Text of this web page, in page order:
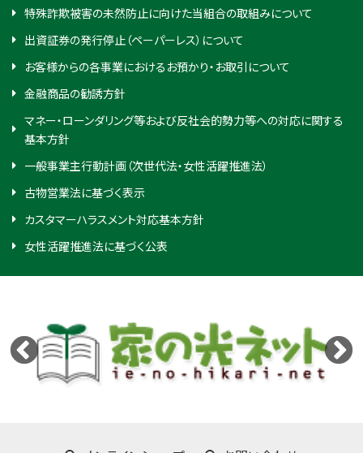
特殊詐欺被害の未然防止に向けた当組合の取組みについて
出資証券の発行停止（ペーパーレス）について
お客様からの各事業におけるお預かり・お取引について
金融商品の勧誘方針
マネー・ローンダリング等および反社会的勢力等への対応に関する
基本方針
一般事業主行動計画（次世代法・女性活躍推進法）
古物営業法に基づく表示
カスタマーハラスメント対応基本方針
女性活躍推進法に基づく公表